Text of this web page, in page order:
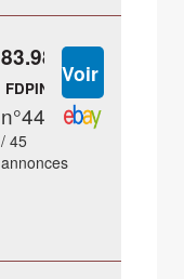
83.98 €
FDPIN
n°44
/ 45
annonces